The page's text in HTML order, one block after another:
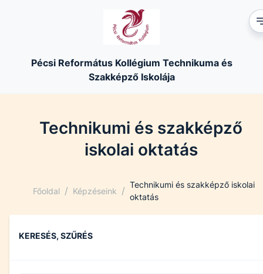
Pécsi Református Kollégium Technikuma és
Szakképző Iskolája
Technikumi és szakképző
iskolai oktatás
Főoldal / Képzéseink /
Technikumi és szakképző iskolai
oktatás
KERESÉS, SZŰRÉS